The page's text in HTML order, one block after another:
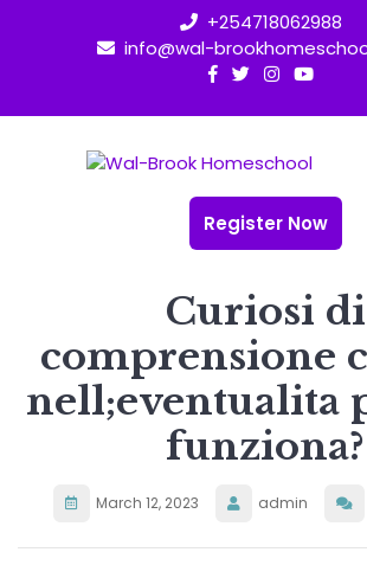
+254718062988
info@wal-
Register Now
Curiosi di
comprensione
nell;eventualita
funziona?
March 12, 2023 admin